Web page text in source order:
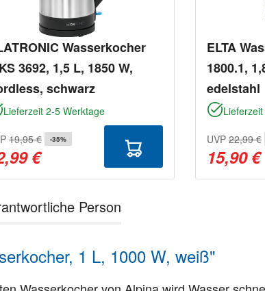
Wasserkocher
3692, 1,5 L, 1850 W,
schwarz
Lieferzeit 2-5 Werktage
19,95 € -35%
€
ELTA
1800.1,
edelstahl
UVP 22,99 €
15,90 €
Person
1 L, 1000 W, weiß"